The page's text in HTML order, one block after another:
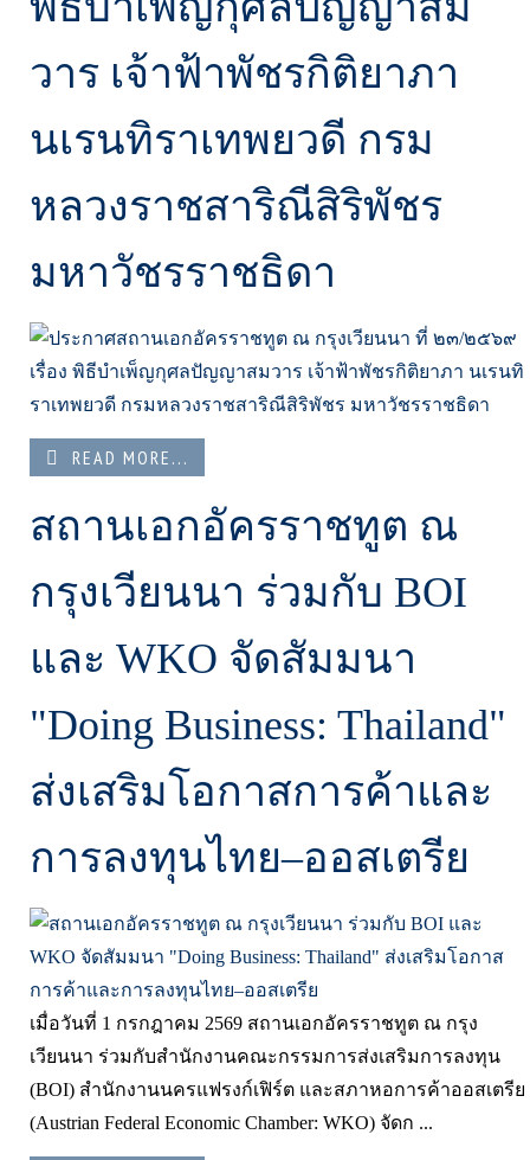
วาร เจ้าฟ้าพัชรกิติยาภา
นเรนทิราเทพยวดี กรม
หลวงราชสาริณีสิริพัชร
มหาวัชรราชธิดา
READ MORE...
สถานเอกอัครราชทูต ณ
กรุงเวียนนา ร่วมกับ BOI
และ WKO จัดสัมมนา
"Doing Business: Thailand"
ส่งเสริมโอกาสการค้าและ
การลงทุนไทย–ออสเตรีย
เมื่อวันที่ 1 กรกฎาคม 2569 สถานเอกอัครราชทูต ณ กรุง
เวียนนา ร่วมกับสำนักงานคณะกรรมการส่งเสริมการลงทุน
(BOI) สำนักงานนครแฟรงก์เฟิร์ต และสภาหอการค้าออสเตรีย
(Austrian Federal Economic Chamber: WKO) จัดก ...